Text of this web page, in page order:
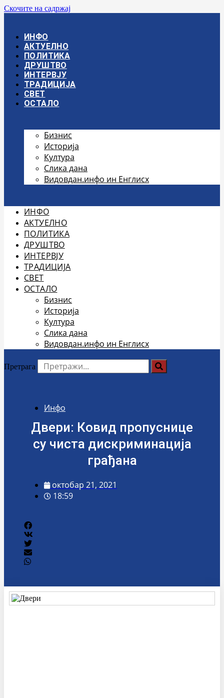
Скочите на садржај
ИНФО
АКТУЕЛНО
ПОЛИТИКА
ДРУШТВО
ИНТЕРВЈУ
ТРАДИЦИЈА
СВЕТ
ОСТАЛО
Бизнис
Историја
Култура
Слика дана
Видовдан.инфо ин Енглисх
ИНФО
АКТУЕЛНО
ПОЛИТИКА
ДРУШТВО
ИНТЕРВЈУ
ТРАДИЦИЈА
СВЕТ
ОСТАЛО
Бизнис
Историја
Култура
Слика дана
Видовдан.инфо ин Енглисх
Претрага
Инфо
Двери: Ковид пропуснице
су чиста дискриминација
грађана
октобар 21, 2021
18:59